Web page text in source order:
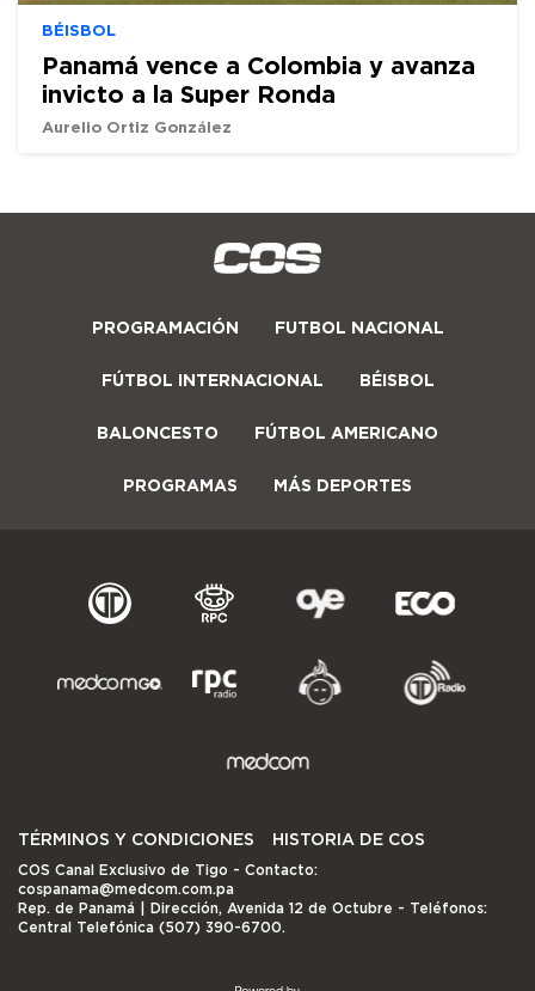
BÉISBOL
Panamá vence a Colombia y avanza
invicto a la Super Ronda
Aurelio Ortiz González
PROGRAMACIÓN FUTBOL NACIONAL
FÚTBOL INTERNACIONAL BÉISBOL
BALONCESTO FÚTBOL AMERICANO
PROGRAMAS MÁS DEPORTES
TÉRMINOS Y CONDICIONES HISTORIA DE COS
COS Canal Exclusivo de Tigo - Contacto:
cospanama@medcom.com.pa
Rep. de Panamá | Dirección, Avenida 12 de Octubre - Teléfonos:
Central Telefónica (507) 390-6700.